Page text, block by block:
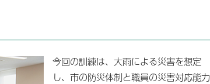
今回の訓練は、大雨による災害を想定
し、市の防災体制と職員の災害対応能力